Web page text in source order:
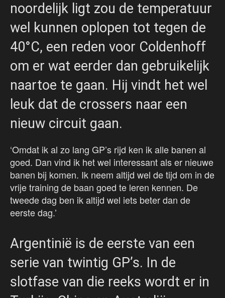
noordelijk ligt zou de temperatuur
wel kunnen oplopen tot tegen de
40°C, een reden voor Coldenhoff
om er wat eerder dan gebruikelijk
naartoe te gaan. Hij vindt het wel
leuk dat de crossers naar een
nieuw circuit gaan.
‘Omdat ik al zo lang GP’s rijd ken ik alle banen al
goed. Dan vind ik het wel interessant als er nieuwe
banen bij komen. Ik neem altijd wel de tijd om in de
vrije training de baan goed te leren kennen. De
tweede dag ben ik altijd wel iets beter dan de
eerste dag.’
Argentinië is de eerste van een
serie van twintig GP’s. In de
slotfase van die reeks wordt er in